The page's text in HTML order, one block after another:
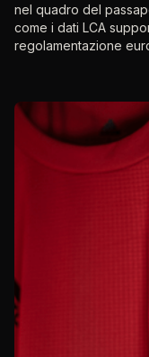
nel quadro del
come i dati LCA
regolamentazione